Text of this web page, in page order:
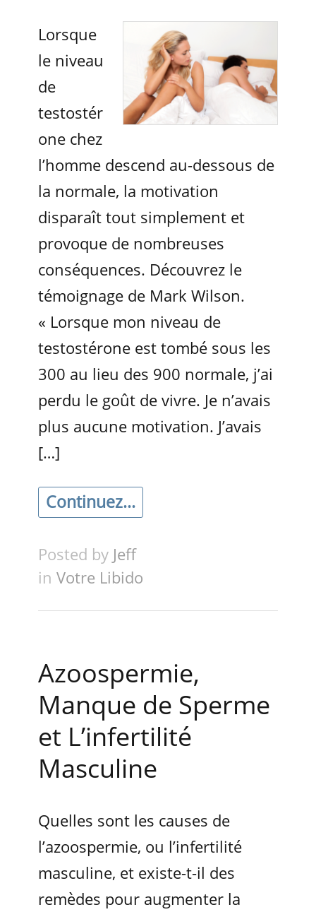
Lorsque
le niveau
de
testostér
one chez
l’homme descend au-dessous de
la normale, la motivation
disparaît tout simplement et
provoque de nombreuses
conséquences. Découvrez le
témoignage de Mark Wilson.
« Lorsque mon niveau de
testostérone est tombé sous les
300 au lieu des 900 normale, j’ai
perdu le goût de vivre. Je n’avais
plus aucune motivation. J’avais
[…]
Continuez...
Posted by Jeff
in Votre Libido
Azoospermie,
Manque de Sperme
et L’infertilité
Masculine
Quelles sont les causes de
l’azoospermie, ou l’infertilité
masculine, et existe-t-il des
remèdes pour augmenter la